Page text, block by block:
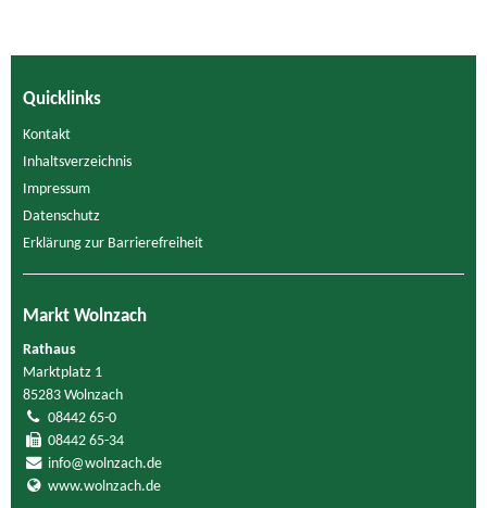
Quicklinks
Kontakt
Inhaltsverzeichnis
Impressum
Datenschutz
Erklärung zur Barrierefreiheit
Markt Wolnzach
Rathaus
Marktplatz 1
85283 Wolnzach
08442 65-0
08442 65-34
info@wolnzach.de
www.wolnzach.de